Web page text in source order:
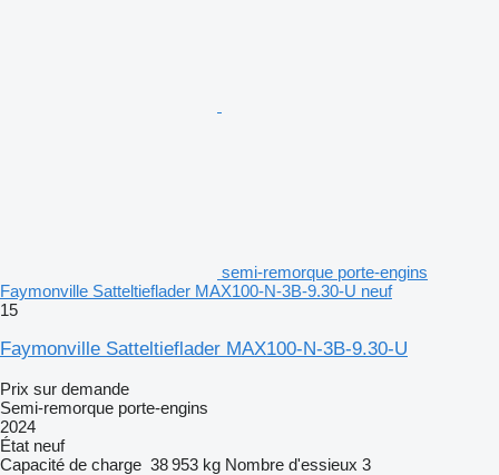
semi-remorque porte-engins
Faymonville Satteltieflader MAX100-N-3B-9.30-U neuf
15
Faymonville Satteltieflader MAX100-N-3B-9.30-U
Prix sur demande
Semi-remorque porte-engins
2024
État neuf
Capacité de charge 38 953 kg Nombre d'essieux 3